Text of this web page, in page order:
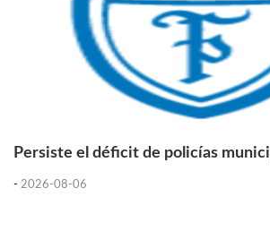
Persiste el déficit de policías
- 2026-08-06